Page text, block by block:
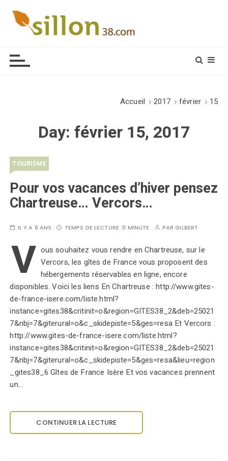
Accueil 2017 février 15
Day: février 15, 2017
TOURISME
Pour vos vacances d’hiver pensez
Chartreuse… Vercors…
IL Y A 9 ANS TEMPS DE LECTURE :0 MINUTE PARGILBERT
V ous souhaitez vous rendre en Chartreuse, sur le
Vercors, les gîtes de France vous proposent des
hébergements réservables en ligne, encore
disponibles. Voici les liens En Chartreuse : http://www.gites-
de-france-isere.com/liste.html?
instance=gites38&critinit=o&region=GITES38_2&deb=25021
7&nbj=7&giterural=o&c_skidepiste=5&ges=resa Et Vercors :
http://www.gites-de-france-isere.com/liste.html?
instance=gites38&critinit=o&region=GITES38_2&deb=25021
7&nbj=7&giterural=o&c_skidepiste=5&ges=resa&lieu=region
_gites38_6 Gîtes de France Isère Et vos vacances prennent
un…
CONTINUER LA LECTURE